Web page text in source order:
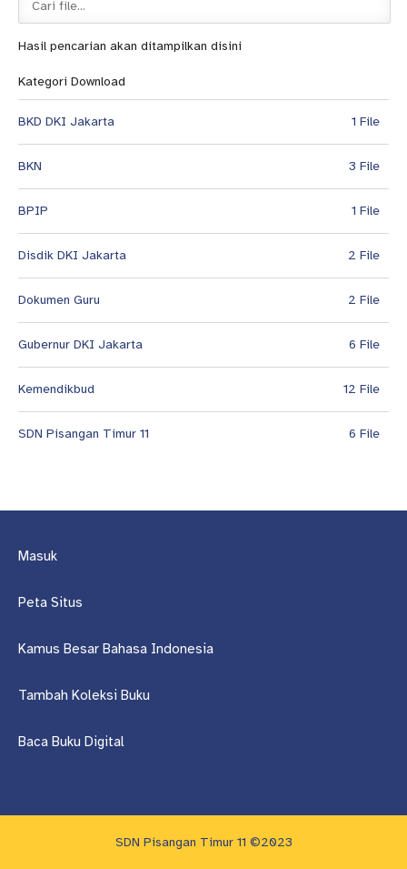
Hasil pencarian akan ditampilkan disini
Kategori Download
BKD DKI Jakarta 1 File
BKN 3 File
BPIP 1 File
Disdik DKI Jakarta 2 File
Dokumen Guru 2 File
Gubernur DKI Jakarta 6 File
Kemendikbud 12 File
SDN Pisangan Timur 11 6 File
Masuk
Peta Situs
Kamus Besar Bahasa Indonesia
Tambah Koleksi Buku
Baca Buku Digital
SDN Pisangan Timur 11 ©2023